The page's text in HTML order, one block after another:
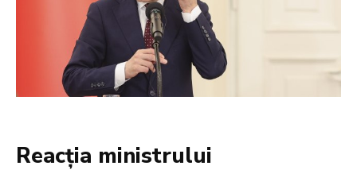
Reacția ministrului